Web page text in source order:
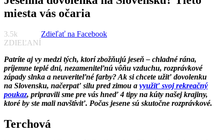
miesta vás očaria
3.5k
ZDIEĽANÍ
Zdieľať na Facebook
Patríte aj vy medzi tých, ktorí zbožňujú jeseň – chladné rána,
príjemne teplé dni, nezameniteľnú vôňu vzduchu, rozprávkové
západy slnka a neuveriteľné farby? Ak si chcete užiť dovolenku
na Slovensku, načerpať silu pred zimou a využiť svoj rekreačný
poukaz, pripravili sme pre vás hneď 4 tipy na kúty našej krajiny,
ktoré by ste mali navštíviť. Počas jesene sú skutočne rozprávkové.
Terchová